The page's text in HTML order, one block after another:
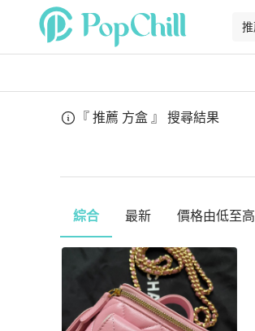
『 推薦 方盒 』 搜尋結果
綜合 最新 價格由低至高